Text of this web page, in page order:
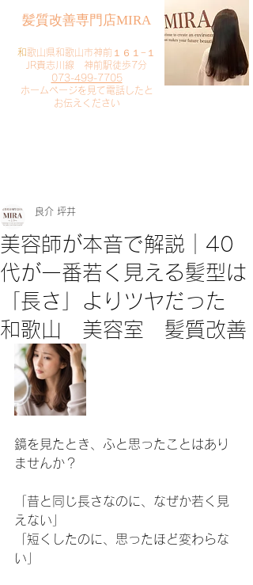
​髪質改善専門店MIRA
​和歌山県和歌山市神前１６１−１
JR貴志川線 神前駅徒歩7分
073-499-7705
​ホームページを見て電話したと
お伝えください
美容師が本音で解説｜40
代が一番若く見える髪型は
「長さ」よりツヤだった
和歌山 美容室 髪質改善
良介 坪井
鏡を見たとき、ふと思ったことはあり
ませんか？
「昔と同じ長さなのに、なぜか若く見
えない」
「短くしたのに、思ったほど変わらな
い」